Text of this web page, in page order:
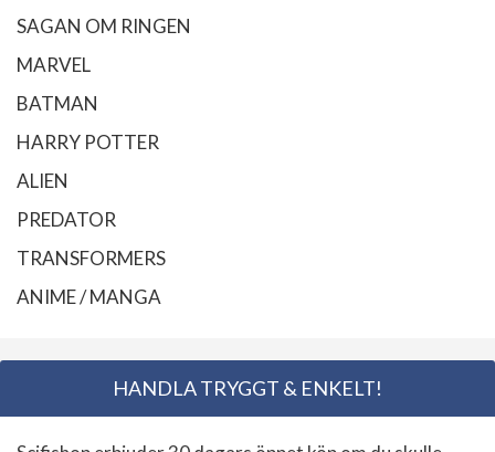
SAGAN OM RINGEN
MARVEL
BATMAN
HARRY POTTER
ALIEN
PREDATOR
TRANSFORMERS
ANIME / MANGA
HANDLA TRYGGT & ENKELT!